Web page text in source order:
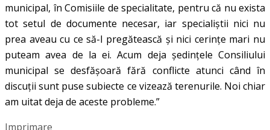
municipal, în Comisiile de specialitate, pentru că nu exista
tot setul de documente necesar, iar specialiștii nici nu
prea aveau cu ce să-l pregătească și nici cerințe mari nu
puteam avea de la ei. Acum deja ședințele Consiliului
municipal se desfășoară fără conflicte atunci când în
discuții sunt puse subiecte ce vizează terenurile. Noi chiar
am uitat deja de aceste probleme.”
Imprimare